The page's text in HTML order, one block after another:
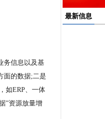
务信息以及基
面的数据;二是
如ERP、一体
”资源放量增
最新信息